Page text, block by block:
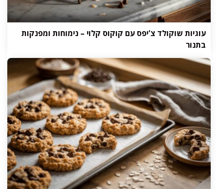
עוגיות שוקולד צ'יפס עם קוקוס קלוי – נימוחות ומפנקות
בתנור